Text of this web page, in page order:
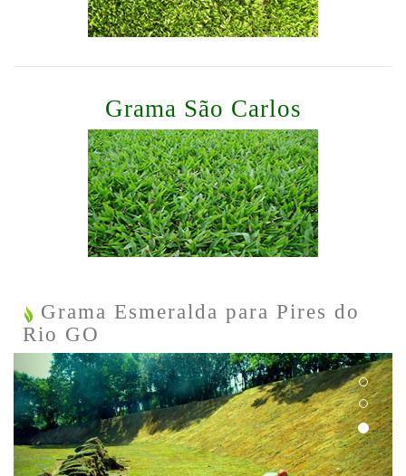
Grama São Carlos
Grama Esmeralda para Pires do
Rio GO
Previous Next